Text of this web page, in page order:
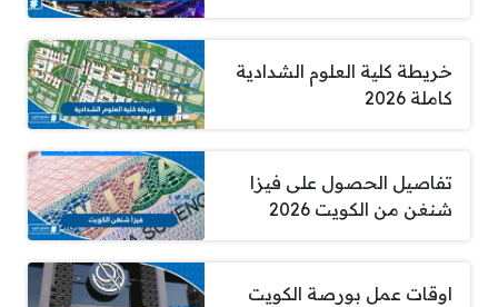
خريطة كلية العلوم الشدادية
كاملة 2026
تفاصيل الحصول على فيزا
شنغن من الكويت 2026
اوقات عمل بورصة الكويت